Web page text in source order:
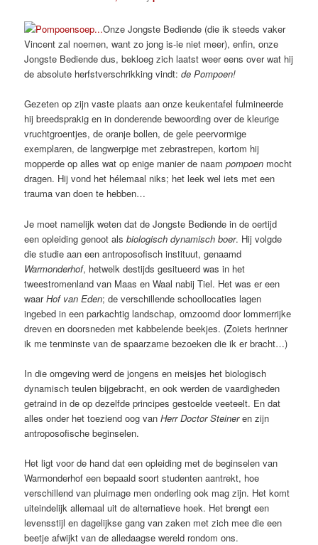
Onze Jongste Bediende (die ik steeds vaker
Vincent zal noemen, want zo jong is-ie niet meer), enfin, onze
Jongste Bediende dus, bekloeg zich laatst weer eens over wat hij
de absolute herfstverschrikking vindt:de Pompoen!
Gezeten op zijn vaste plaats aan onze keukentafel fulmineerde
hij breedsprakig en in donderende bewoording over de kleurige
vruchtgroentjes, de oranje bollen, de gele peervormige
exemplaren, de langwerpige met zebrastrepen, kortom hij
mopperde op alles wat op enige manier de naampompoen mocht
dragen. Hij vond het hélemaal niks; het leek wel iets met een
trauma van doen te hebben…
Je moet namelijk weten dat de Jongste Bediende in de oertijd
een opleiding genoot alsbiologisch dynamisch boer. Hij volgde
die studie aan een antroposofisch instituut, genaamd
Warmonderhof, hetwelk destijds gesitueerd was in het
tweestromenland van Maas en Waal nabij Tiel. Het was er een
waarHof van Eden; de verschillende schoollocaties lagen
ingebed in een parkachtig landschap, omzoomd door lommerrijke
dreven en doorsneden met kabbelende beekjes. (Zoiets herinner
ik me tenminste van de spaarzame bezoeken die ik er bracht…)
In die omgeving werd de jongens en meisjes het biologisch
dynamisch teulen bijgebracht, en ook werden de vaardigheden
getraind in de op dezelfde principes gestoelde veeteelt. En dat
alles onder het toeziend oog vanHerr Doctor Steineren zijn
antroposofische beginselen.
Het ligt voor de hand dat een opleiding met de beginselen van
Warmonderhof een bepaald soort studenten aantrekt, hoe
verschillend van pluimage men onderling ook mag zijn. Het komt
uiteindelijk allemaal uit de alternatieve hoek. Het brengt een
levensstijl en dagelijkse gang van zaken met zich mee die een
beetje afwijkt van de alledaagse wereld rondom ons.